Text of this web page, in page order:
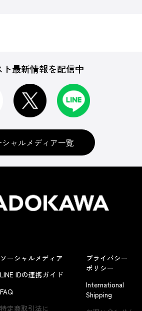
よくあるお問い合わせ
ト最新情報を配信中
シャルメディア一覧
ソーシャルメディア
LINE IDの連携ガイド
FAQ
特定商取引法に
プライバシー
ポリシー
International
Shipping